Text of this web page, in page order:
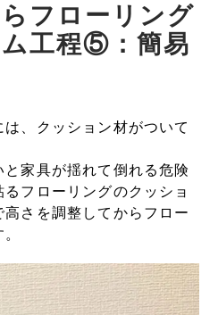
フローリング
工程⑤：簡易
、クッション材がついて
家具が揺れて倒れる危険
フローリングのクッショ
さを調整してからフロー